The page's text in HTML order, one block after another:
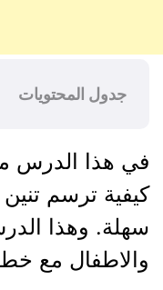
جدول المحتويات
في هذا الدرس
سهلة. وهذا
والاطفال مع